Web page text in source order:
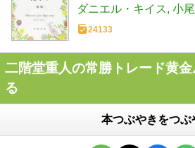
ダニエル・キイス 小
24133
二階堂重人の常勝トレード黄
る
本つぶやきをつぶ